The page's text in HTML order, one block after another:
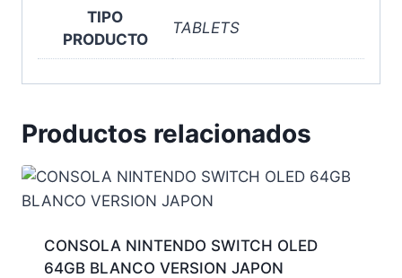
TIPO
PRODUCTO
TABLETS
Productos relacionados
CONSOLA NINTENDO SWITCH OLED
64GB BLANCO VERSION JAPON